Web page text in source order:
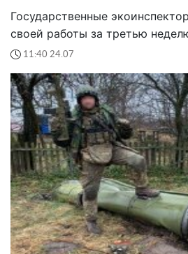
Государственные
своей работы за третью
11:40 24.07